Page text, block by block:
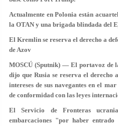
Actualmente en Polonia están
la OTAN y una brigada blindada del
El Kremlin se reserva el derecho a
de Azov
MOSCÚ (Sputnik) — El portavoz de
dijo que Rusia se reserva el
intereses de sus navegantes en el
de conformidad con las leyes
El Servicio de Fronteras
embarcaciones "por haber